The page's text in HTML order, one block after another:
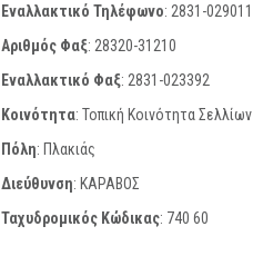
Εναλλακτικό Τηλέφωνο: 2831-029011
Αριθμός Φαξ: 28320-31210
Εναλλακτικό Φαξ: 2831-023392
Κοινότητα: Τοπική Κοινότητα Σελλίων
Πόλη: Πλακιάς
Διεύθυνση: ΚΑΡΑΒΟΣ
Ταχυδρομικός Κώδικας: 740 60